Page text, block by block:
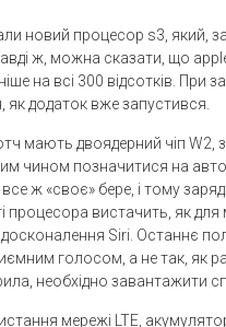
новий процесор s3, який,
ж, можна сказати, що
на всі 300 відсотків. При
як додаток вже запустився.
мають двоядерний чіп W2,
чином позначитися на
ж «своє» бере, і тому
процесора вистачить, як для
вдосконалення Siri. Останнє
голосом, а не так, як
необхідно завантажити
мережі LTE,